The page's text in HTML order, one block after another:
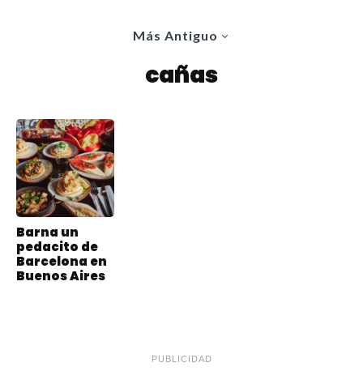
Más Antiguo
cañas
Barna un
pedacito de
Barcelona en
Buenos Aires
PUBLICIDAD